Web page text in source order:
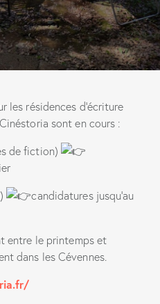
les résidences d’écriture
sont en cours :
de fiction)
candidatures jusqu’au
entre le printemps et
dans les Cévennes.